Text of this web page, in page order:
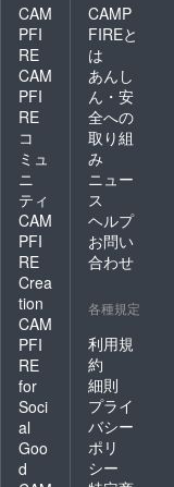
CAM
PFI
RE
CAM
PFI
RE
コ
ミュ
ニ
ティ
CAM
PFI
RE
Crea
tion
CAM
PFI
RE
for
Soci
al
Goo
d
CAMP
FIREと
は
あんし
ん・安
全への
取り組
み
ニュー
ス
ヘルプ
お問い
合わせ
各種規定
利用規
約
細則
プライ
バシー
ポリ
シー